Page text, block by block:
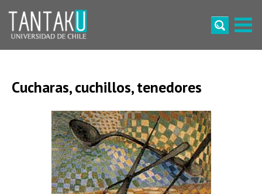
content
Cucharas, cuchillos, tenedores